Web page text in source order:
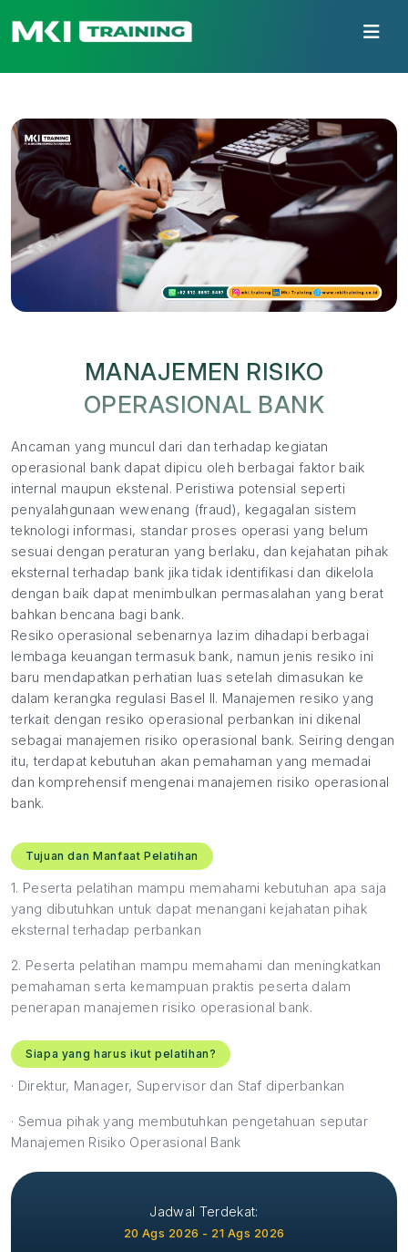
MANAJEMEN RISIKO
OPERASIONAL BANK
Ancaman yang muncul dari dan terhadap kegiatan
operasional bank dapat dipicu oleh berbagai faktor baik
internal maupun ekstenal. Peristiwa potensial seperti
penyalahgunaan wewenang (fraud), kegagalan sistem
teknologi informasi, standar proses operasi yang belum
sesuai dengan peraturan yang berlaku, dan kejahatan pihak
eksternal terhadap bank jika tidak identifikasi dan dikelola
dengan baik dapat menimbulkan permasalahan yang berat
bahkan bencana bagi bank.
Resiko operasional sebenarnya lazim dihadapi berbagai
lembaga keuangan termasuk bank, namun jenis resiko ini
baru mendapatkan perhatian luas setelah dimasukan ke
dalam kerangka regulasi Basel II. Manajemen resiko yang
terkait dengan resiko operasional perbankan ini dikenal
sebagai manajemen risiko operasional bank. Seiring dengan
itu, terdapat kebutuhan akan pemahaman yang memadai
dan komprehensif mengenai manajemen risiko operasional
bank.
Tujuan dan Manfaat Pelatihan
1. Peserta pelatihan mampu memahami kebutuhan apa saja
yang dibutuhkan untuk dapat menangani kejahatan pihak
eksternal terhadap perbankan
2. Peserta pelatihan mampu memahami dan meningkatkan
pemahaman serta kemampuan praktis peserta dalam
penerapan manajemen risiko operasional bank.
Siapa yang harus ikut pelatihan?
· Direktur, Manager, Supervisor dan Staf diperbankan
· Semua pihak yang membutuhkan pengetahuan seputar
Manajemen Risiko Operasional Bank
Jadwal Terdekat:
20 Ags 2026 - 21 Ags 2026